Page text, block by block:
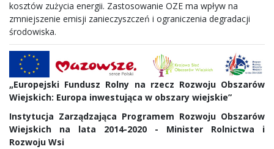
kosztów zużycia energii. Zastosowanie OZE ma wpływ na
zmniejszenie emisji zanieczyszczeń i ograniczenia degradacji
środowiska.
„Europejski Fundusz Rolny na rzecz Rozwoju Obszarów
Wiejskich: Europa inwestująca w obszary wiejskie”
Instytucja Zarządzająca Programem Rozwoju Obszarów
Wiejskich na lata 2014-2020 - Minister Rolnictwa i
Rozwoju Wsi